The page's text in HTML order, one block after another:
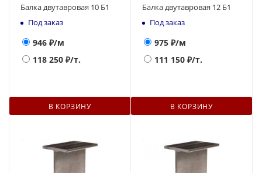
Балка двутавровая 10 Б1
Под заказ
946 ₽/м
118 250 ₽/т.
В КОРЗИНУ
Балка двутавровая 12 Б1
Под заказ
975 ₽/м
111 150 ₽/т.
В КОРЗИНУ